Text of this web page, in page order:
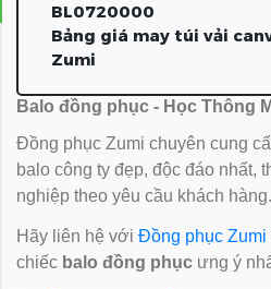
BL0720000
Bảng giá may túi vải
Zumi
Balo đồng phục - Học Thông
Đồng phục Zumi chuyên cung
balo công ty đẹp, độc đáo nhất,
nghiệp theo yêu cầu khách hàng.
Hãy liên hệ với Đồng phục Zumi
chiếc balo đồng phục ưng ý